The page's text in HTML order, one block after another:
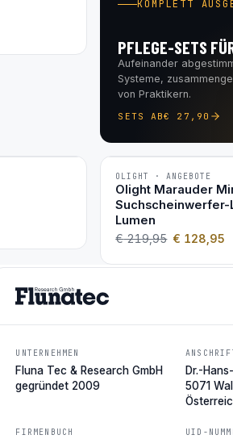
KOMPLETT
PFLEGE-SETS
Aufeinander
Systeme,
von Praktikern.
SETS AB€ 27,90
−41 %
OLIGHT · ANGEBOTE
Olight Marauder
Suchscheinwerfer-
Lumen
€219,95 € 128,95
UNTERNEHMEN
Fluna Tec & Research GmbH
gegründet 2009
Dr.-
5071
FIRMENBUCH UID-